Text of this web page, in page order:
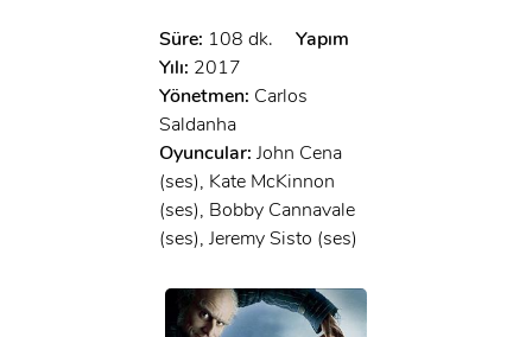
Süre: 108 dk.
Yapım
Yılı: 2017
Yönetmen: Carlos
Saldanha
Oyuncular: John Cena
(ses), Kate McKinnon
(ses), Bobby Cannavale
(ses), Jeremy Sisto (ses)